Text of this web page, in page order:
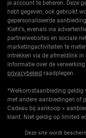
je account te beheren. Deze
hebt gegeven, ook gebruikt
gepersonaliseerde
Kiehl's, evenals via
partnerwebsites en sociale
marketingactiviteiten te
intrekken via de afmeldlink
informatie over de
privacybeleid raadplegen.
*Welkomstaanbieding geldig
met andere aanbiedingen of
Cadeau bij aankoop »
klant. Niet geldig op limited
Deze site wordt